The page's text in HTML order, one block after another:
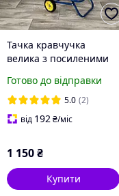
Тачка кравчучка
велика з посиленими
господарський сине-
жовтий
Готово до відправки
5.0 (2)
від 192 ₴/міс
1 150₴
Купити